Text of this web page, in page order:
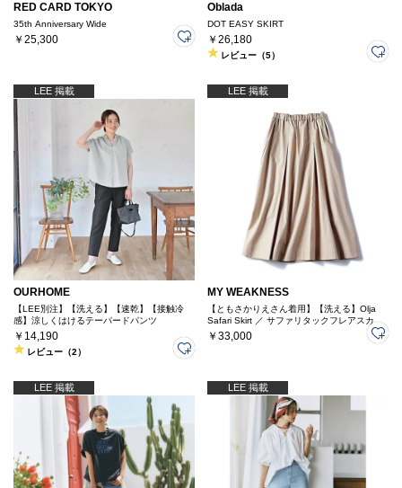
RED CARD TOKYO
35th Anniversary Wide
￥25,300
Oblada
DOT EASY SKIRT
￥26,180
レビュー（5）
LEE 掲載
OURHOME
【LEE別注】【洗える】【速乾】【接触冷
感】涼しくはけるテーパードパンツ
￥14,190
レビュー（2）
LEE 掲載
MY WEAKNESS
【ともさかりえさん着用】【洗える】Olja
Safari Skirt ／ サファリタックフレアスカー
ト
￥33,000
LEE 掲載 LEE 掲載